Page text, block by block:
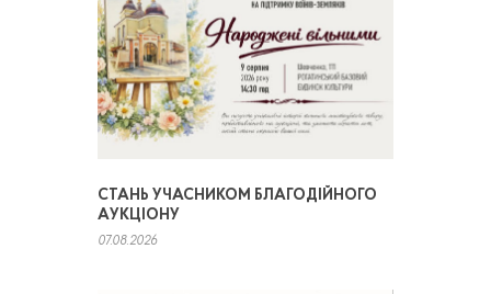
СТАНЬ УЧАСНИКОМ БЛАГОДІЙНОГО
АУКЦІОНУ
07.08.2026